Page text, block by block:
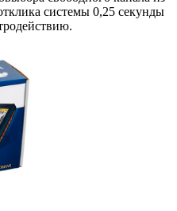
системы 0,25 секунды